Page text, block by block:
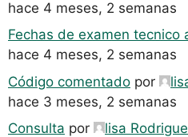
hace 4 meses, 2 semanas
Fechas de examen tecnico
hace 4 meses, 2 semanas
Código comentado por
hace 3 meses, 2 semanas
Consulta por
lisa